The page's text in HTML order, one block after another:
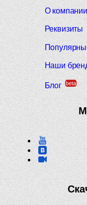
О компании
Реквизиты
Наши
Блог beta